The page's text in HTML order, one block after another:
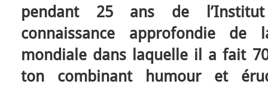
pendant 25 ans de
connaissance approfondie de
mondiale dans laquelle il a fait
ton combinant humour et